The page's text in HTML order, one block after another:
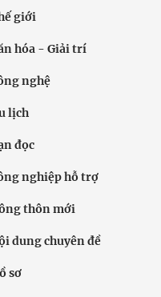
giới
hóa - Giải trí
nghệ
lịch
đọc
nghiệp hỗ trợ
thôn mới
dung chuyên đề
sơ